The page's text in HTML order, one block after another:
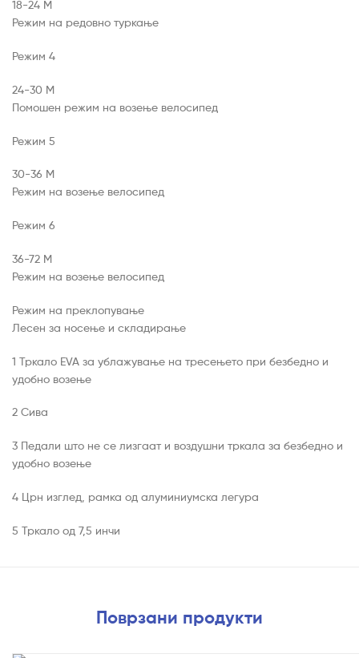
18-24 М
Режим на редовно туркање
Режим 4
24-30 М
Помошен режим на возење велосипед
Режим 5
30-36 М
Режим на возење велосипед
Режим 6
36-72 М
Режим на возење велосипед
Режим на преклопување
Лесен за носење и складирање
1 Тркало EVA за ублажување на тресењето при безбедно и
удобно возење
2 Сива
3 Педали што не се лизгаат и воздушни тркала за безбедно и
удобно возење
4 Црн изглед, рамка од алуминиумска легура
5 Тркало од 7,5 инчи
Поврзани продукти